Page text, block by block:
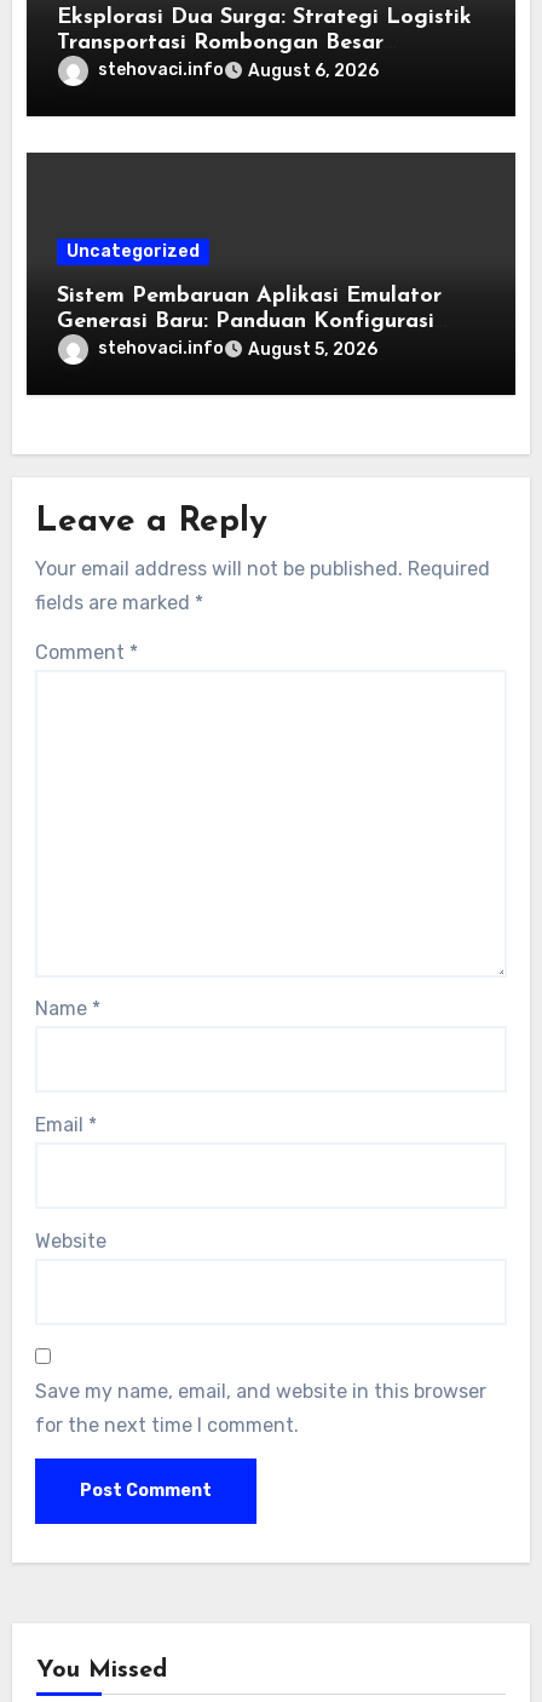
Eksplorasi Dua Surga: Strategi Logistik
Transportasi Rombongan Besar
Menggunakan Microbus
stehovaci.info August 6, 2026
Uncategorized
Sistem Pembaruan Aplikasi Emulator
Generasi Baru: Panduan Konfigurasi
Perangkat Eden Emulation
stehovaci.info August 5, 2026
Leave a Reply
Your email address will not be published. Required
fields are marked *
Comment *
Name *
Email *
Website
Save my name, email, and website in this browser
for the next time I comment.
You Missed